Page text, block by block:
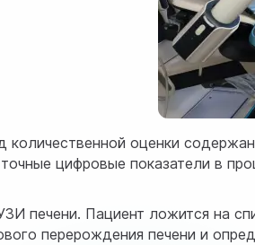
количественной оценки
цифровые показатели в
печени. Пациент ложится на
перерождения печени и